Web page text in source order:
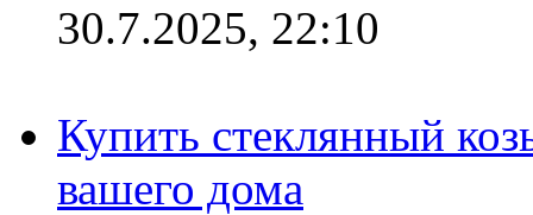
30.7.2025, 22:10
Купить стеклянный
вашего дома